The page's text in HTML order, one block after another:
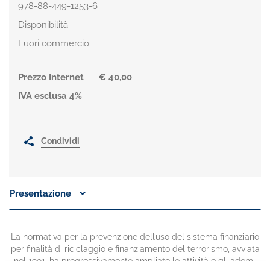
978-88-449-1253-6
Disponibilità
Fuori commercio
Prezzo Internet
€ 40,00
IVA esclusa 4%
Condividi
Presentazione
La normativa per la prevenzione dell’uso del sistema finanziario
per finalità di riciclaggio e finanziamento del terrorismo, avviata